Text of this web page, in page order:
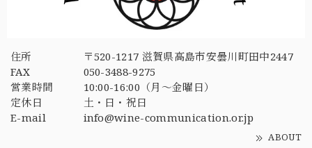
住所
〒520-1217 滋賀県高島市安曇川町田中2447
FAX
050-3488-9275
営業時間
10:00-16:00（月〜金曜日）
定休日
土・日・祝日
E-mail
info@wine-communication.or.jp
ABOUT